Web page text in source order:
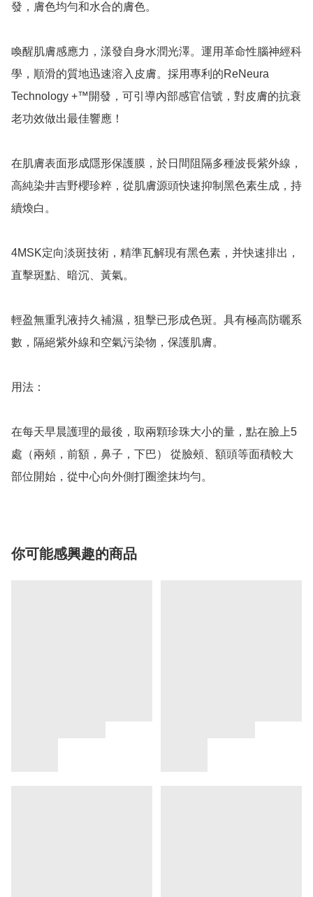
發，膚色均勻和水合的膚色。
喚醒肌膚感應力，漾發自身水潤光澤。運用革命性腦神經科
學，順滑的質地迅速溶入皮膚。採用專利的ReNeura
Technology +™開發，可引導內部感官信號，對皮膚的抗衰
老功效做出最佳響應！
在肌膚表面形成隱形保護膜，於日間阻隔多種波長紫外線，
高純染井吉野櫻珍粹，從肌膚源頭快速抑制黑色素生成，持
續煥白。
4MSK定向淡斑技術，精準瓦解現有黑色素，并快速排出，
直擊斑點、暗沉、黃氣。
輕盈無重乳液持久補濕，狙擊已形成色斑。具有極高防曬系
數，隔絕紫外線和空氣污染物，保護肌膚。
用法：
在每天早晨護理的最後，取兩顆珍珠大小的量，點在臉上5
處（兩頰，前額，鼻子，下巴） 從臉頰、額頭等面積較大
你可能感興趣的商品